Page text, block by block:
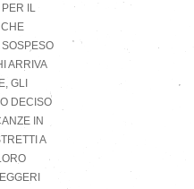
IL
ARRIVA
GLI
DECISO
IN
A